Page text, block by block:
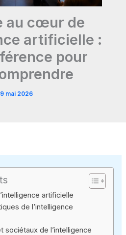
au cœur de
artificielle :
pour
9 mai 2026
artificielle
de l’intelligence
sociétaux de l’intelligence